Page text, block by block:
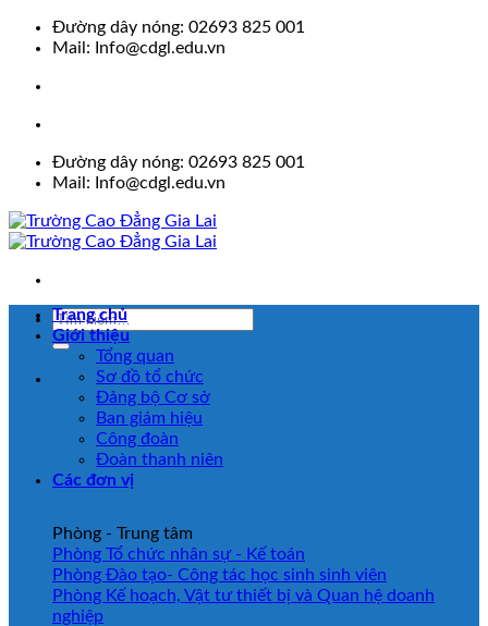
Skip
Đường dây nóng: 02693 825 001
Mail: Info@cdgl.edu.vn
Đường dây nóng: 02693 825 001
Mail: Info@cdgl.edu.vn
Trang chủ
Giới thiệu
Tổng quan
Sơ đồ tổ chức
Đảng bộ Cơ sở
Ban giám hiệu
Công đoàn
Đoàn thanh niên
Các đơn vị
Phòng - Trung tâm
Phòng Tổ chức nhân sự - Kế toán
Phòng Đào tạo- Công tác học sinh sinh viên
Phòng Kế hoạch, Vật tư thiết bị và Quan hệ doanh
nghiệp